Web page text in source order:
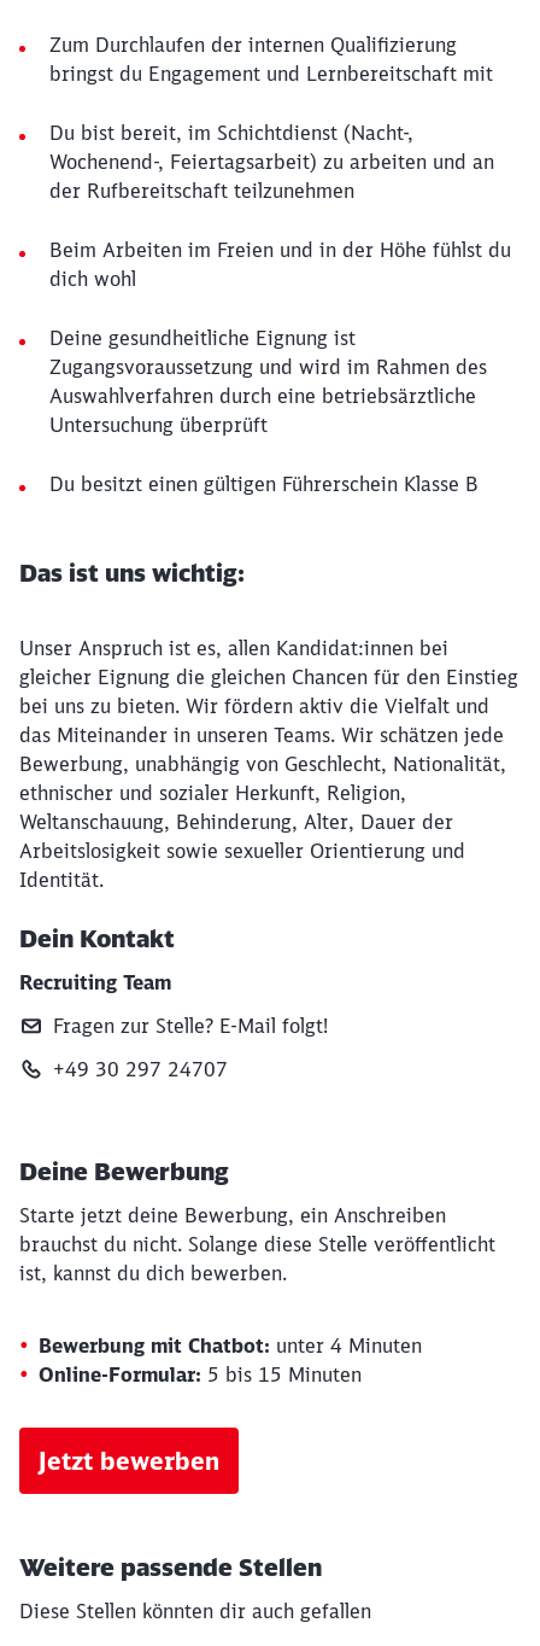
Zum Durchlaufen der internen Qualifizierung
bringst du Engagement und Lernbereitschaft mit
Du bist bereit, im Schichtdienst (Nacht-,
Wochenend-, Feiertagsarbeit) zu arbeiten und an
der Rufbereitschaft teilzunehmen
Beim Arbeiten im Freien und in der Höhe fühlst du
dich wohl
Deine gesundheitliche Eignung ist
Zugangsvoraussetzung und wird im Rahmen des
Auswahlverfahren durch eine betriebsärztliche
Untersuchung überprüft
Du besitzt einen gültigen Führerschein Klasse B
Das ist uns wichtig:
Unser Anspruch ist es, allen Kandidat:innen bei
gleicher Eignung die gleichen Chancen für den Einstieg
bei uns zu bieten. Wir fördern aktiv die Vielfalt und
das Miteinander in unseren Teams. Wir schätzen jede
Bewerbung, unabhängig von Geschlecht, Nationalität,
ethnischer und sozialer Herkunft, Religion,
Weltanschauung, Behinderung, Alter, Dauer der
Arbeitslosigkeit sowie sexueller Orientierung und
Identität.
Dein Kontakt
Recruiting Team
Fragen zur Stelle? E‑Mail folgt!
+49 30 297 24707
Deine Bewerbung
Starte jetzt deine Bewerbung, ein Anschreiben
brauchst du nicht. Solange diese Stelle veröffentlicht
ist, kannst du dich bewerben.
Bewerbung mit Chatbot: unter 4 Minuten
Online-Formular: 5 bis 15 Minuten
Jetzt bewerben
Weitere passende Stellen
Diese Stellen könnten dir auch gefallen